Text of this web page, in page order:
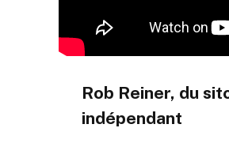
Rob Reiner, du
indépendant